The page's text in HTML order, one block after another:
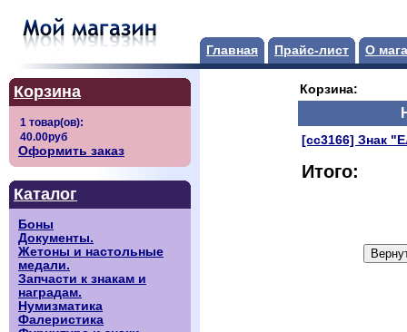
Главная Прайс-лист О
Корзина
Оформить заказ
Каталог
Боны
Документы.
Жетоны и настольные
медали.
Запчасти к знакам и
наградам.
Нумизматика
Фалеристика
Корзина:
[сс3166] Знак
Итого: